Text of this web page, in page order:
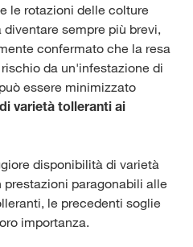
le rotazioni delle colture
sempre più brevi,
confermato che la resa
da un'infestazione di
essere minimizzato
di varietà tolleranti ai
disponibilità di varietà
paragonabili alle
le precedenti soglie
importanza.